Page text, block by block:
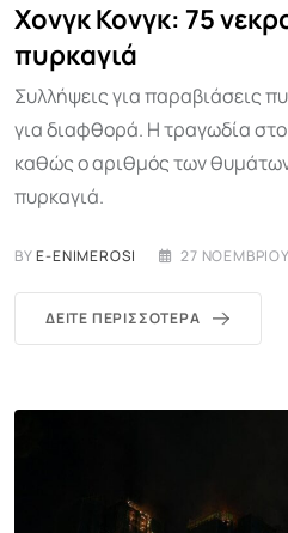
Χονγκ Κονγκ: 75
πυρκαγιά
Συλλήψεις για παραβιάσεις
για διαφθορά. Η τραγωδία στο
καθώς ο αριθμός των
πυρκαγιά.
BYE-ENIMEROSI 27
ΔΕΊΤΕ ΠΕΡΙΣΣΌΤΕΡΑ